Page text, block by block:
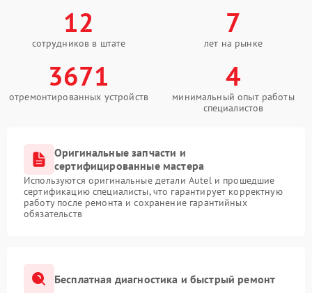
12
сотрудников в штате
7
лет на рынке
3671
отремонтированных устройств
4
минимальный опыт работы
специалистов
Оригинальные запчасти и
сертифицированные мастера
Используются оригинальные детали Autel и прошедшие
сертификацию специалисты, что гарантирует корректную
работу после ремонта и сохранение гарантийных
обязательств
Бесплатная диагностика и быстрый ремонт